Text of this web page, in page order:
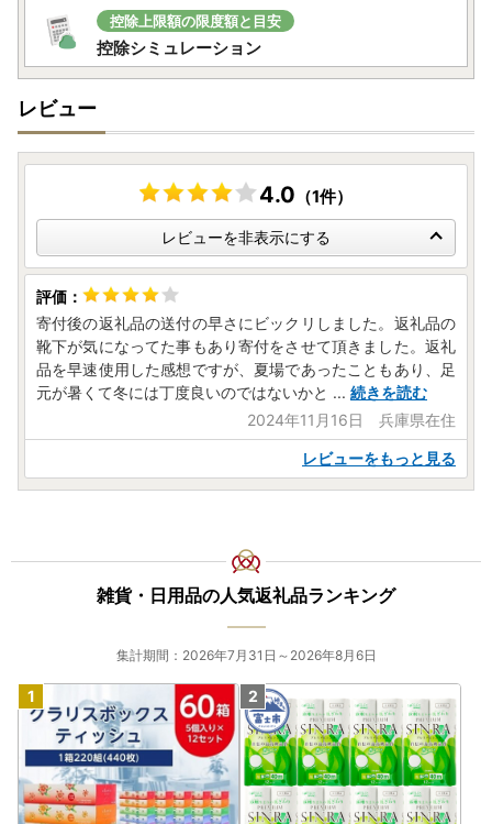
控除上限額の限度額と目安
控除シミュレーション
レビュー
4.0 （1件）
レビューを非表示にする
寄付後の返礼品の送付の早さにビックリしました。返礼品の
靴下が気になってた事もあり寄付をさせて頂きました。返礼
品を早速使用した感想ですが、夏場であったこともあり、足
元が暑くて冬には丁度良いのではないかと ... 続きを読む
2024年11月16日 兵庫県在住
レビューをもっと見る
雑貨・日用品の人気返礼品ランキング
集計期間：2026年7月31日～2026年8月6日